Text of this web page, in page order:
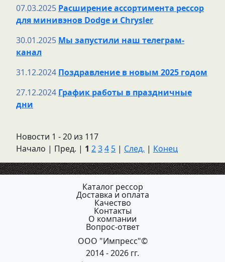
07.03.2025 Расширение ассортимента рессор
для минивэнов Dodge и Chrysler
30.01.2025 Мы запустили наш телеграм-
канал
31.12.2024 Поздравление в новым 2025 годом
27.12.2024 График работы в праздничные
дни
Новости 1 - 20 из 117
Начало | Пред. | 1 234 5 | След. | Конец
Каталог рессор
Доставка и оплата
Качество
Контакты
О компании
Вопрос-ответ
ООО "Импресс"©
2014 - 2026 гг.